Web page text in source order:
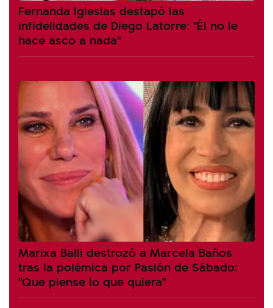
Fernanda Iglesias destapó las
infidelidades de Diego Latorre: "Él no le
hace asco a nada"
Marixa Balli destrozó a Marcela Baños
tras la polémica por Pasión de Sábado:
"Que piense lo que quiera"